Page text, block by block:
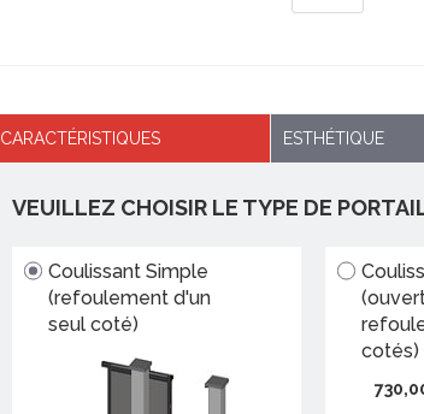
CARACTÉRISTIQUES ESTHÉTIQUE
VEUILLEZ CHOISIR LE TYPE DE
Coulissant Simple
(refoulement d'un
seul coté)
cotés)